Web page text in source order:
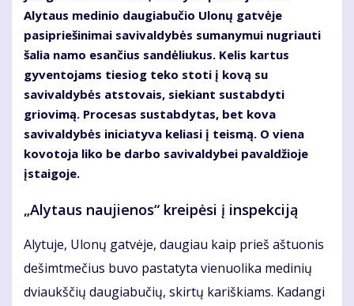
Alytaus medinio daugiabučio Ulonų gatvėje
pasipriešinimai savivaldybės sumanymui nugriauti
šalia namo esančius sandėliukus. Kelis kartus
gyventojams tiesiog teko stoti į kovą su
savivaldybės atstovais, siekiant sustabdyti
griovimą. Procesas sustabdytas, bet kova
savivaldybės iniciatyva keliasi į teismą. O viena
kovotoja liko be darbo savivaldybei pavaldžioje
įstaigoje.
„Alytaus naujienos“ kreipėsi į inspekciją
Alytuje, Ulonų gatvėje, daugiau kaip prieš aštuonis
dešimtmečius buvo pastatyta vienuolika medinių
dviaukščių daugiabučių, skirtų kariškiams. Kadangi